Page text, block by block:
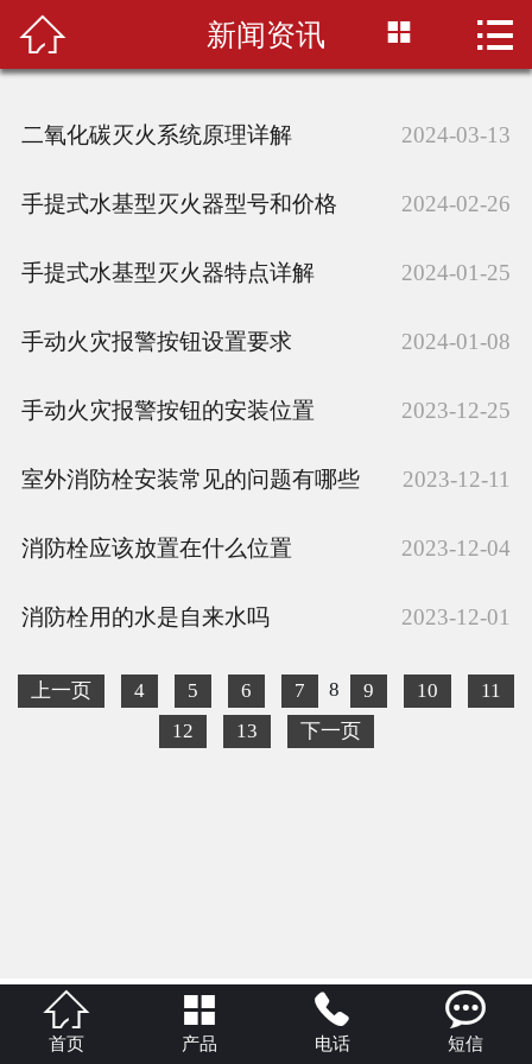
 首页
学校环境
培训案例
培训课程
资讯公告
 新闻资讯  
二氧化碳灭火系统原理详解 2024-03-13
手提式水基型灭火器型号和价格 2024-02-26
手提式水基型灭火器特点详解 2024-01-25
手动火灾报警按钮设置要求 2024-01-08
手动火灾报警按钮的安装位置 2023-12-25
室外消防栓安装常见的问题有哪些 2023-12-11
消防栓应该放置在什么位置 2023-12-04
消防栓用的水是自来水吗 2023-12-01
上一页 4 5 6 7 8 9 10
11
12
13 下一页

首页

产品

电话

短信